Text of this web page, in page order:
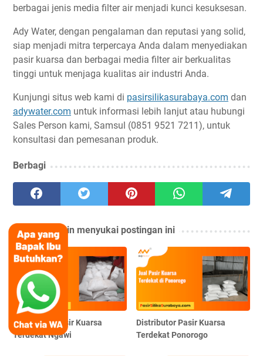
berbagai jenis media filter air menjadi kunci kesuksesan.
Ady Water, dengan pengalaman dan reputasi yang solid,
siap menjadi mitra terpercaya Anda dalam menyediakan
pasir kuarsa dan berbagai media filter air berkualitas
tinggi untuk menjaga kualitas air industri Anda.
Kunjungi situs web kami di pasirsilikasurabaya.com dan
adywater.com untuk informasi lebih lanjut atau hubungi
Sales Person kami, Samsul (0851 9521 7211), untuk
konsultasi dan pemesanan produk.
Berbagi
Anda mungkin menyukai postingan ini
Distributor Pasir Kuarsa
Terdekat Ngawi
Distributor Pasir Kuarsa
Terdekat Ponorogo